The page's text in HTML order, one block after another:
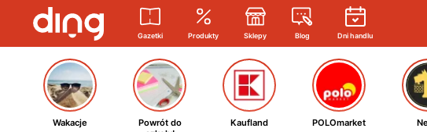
Gazetki Produkty Sklepy Blog Dni handlu
Wakacje
Powrót do
Kaufland POLOmarket